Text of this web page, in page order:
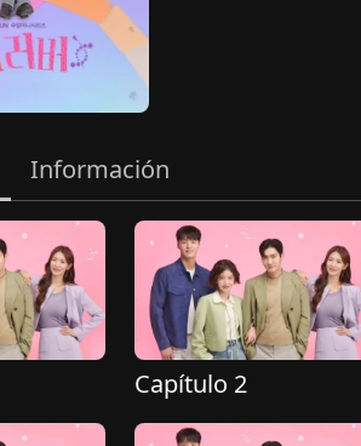
Información
Capítulo 2